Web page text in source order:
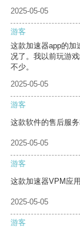
2025-05-05
游客
这款加速器app的加
况了。我以前玩游
不少。
2025-05-05
游客
这款软件的售后服
2025-05-05
游客
这款加速器VPM应
2025-05-05
游客